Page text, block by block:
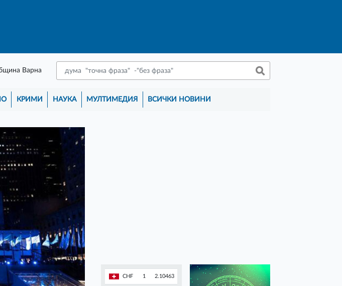
Варна
КРИМИ НАУКА МУЛТИМЕДИЯ ВСИЧКИ НОВИНИ
CHF 1 2.10463